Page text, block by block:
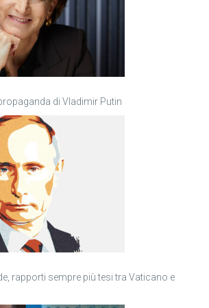
di Vladimir Putin
rapporti sempre più tesi tra Vaticano e